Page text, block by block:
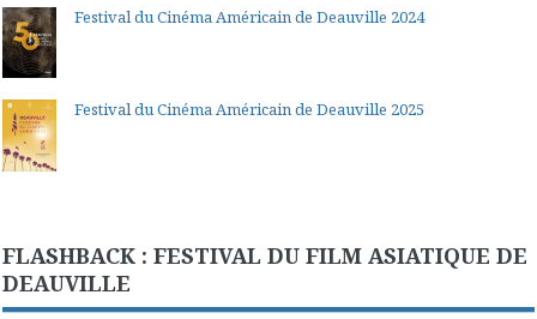
Festival du Cinéma Américain de Deauville 2024
Festival du Cinéma Américain de Deauville 2025
FLASHBACK : FESTIVAL DU FILM ASIATIQUE DE
DEAUVILLE